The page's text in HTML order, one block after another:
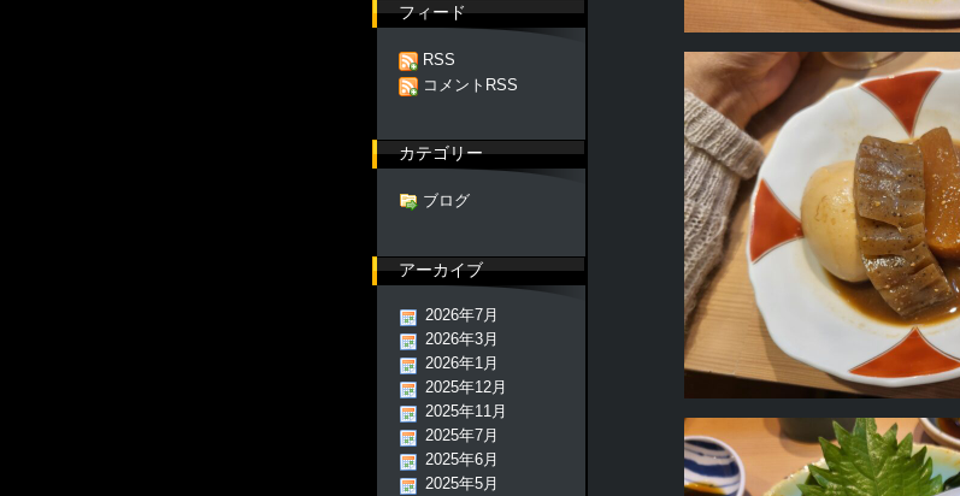
フィード
RSS
コメントRSS
カテゴリー
ブログ
アーカイブ
2026年7月
2026年3月
2026年1月
2025年12月
2025年11月
2025年7月
2025年6月
2025年5月